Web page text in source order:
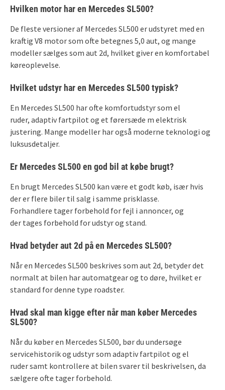
Hvilken motor har en Mercedes SL500?
De fleste versioner af Mercedes SL500 er udstyret med en
kraftig V8 motor som ofte betegnes 5,0 aut, og mange
modeller sælges som aut 2d, hvilket giver en komfortabel
køreoplevelse.
Hvilket udstyr har en Mercedes SL500 typisk?
En Mercedes SL500 har ofte komfortudstyr som el
ruder, adaptiv fartpilot og et førersæde m elektrisk
justering. Mange modeller har også moderne teknologi og
luksusdetaljer.
Er Mercedes SL500 en god bil at købe brugt?
En brugt Mercedes SL500 kan være et godt køb, især hvis
der er flere biler til salg i samme prisklasse.
Forhandlere tager forbehold for fejl i annoncer, og
der tages forbehold for udstyr og stand.
Hvad betyder aut 2d på en Mercedes SL500?
Når en Mercedes SL500 beskrives som aut 2d, betyder det
normalt at bilen har automatgear og to døre, hvilket er
standard for denne type roadster.
Hvad skal man kigge efter når man køber Mercedes
SL500?
Når du køber en Mercedes SL500, bør du undersøge
servicehistorik og udstyr som adaptiv fartpilot og el
ruder samt kontrollere at bilen svarer til beskrivelsen, da
sælgere ofte tager forbehold.